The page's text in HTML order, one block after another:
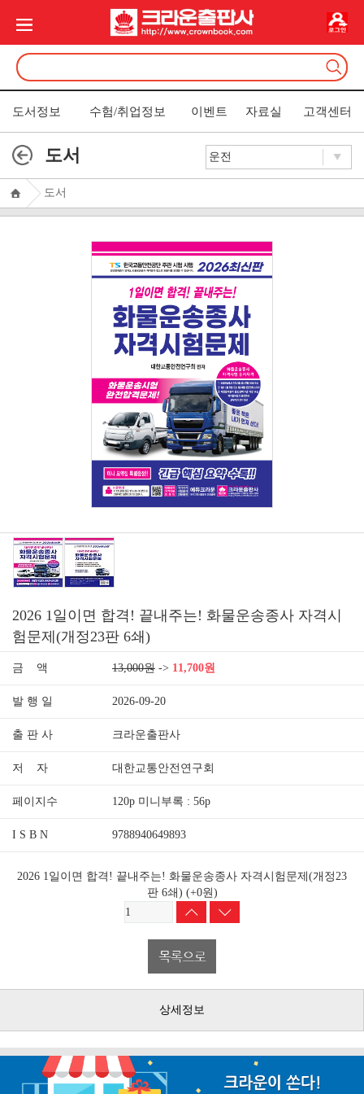
도서정보 수험/취업정보 이벤트 자료실 고객센터
도서
도서
2026 1일이면 합격! 끝내주는! 화물운송종사 자격시
험문제(개정23판 6쇄)
금 액 13,000원 -> 11,700원
발 행 일 2026-09-20
출 판 사 크라운출판사
저 자 대한교통안전연구회
페이지수 120p 미니부록 : 56p
I S B N 9788940649893
2026 1일이면 합격! 끝내주는! 화물운송종사 자격시험문제(개정23
판 6쇄) (+0원)
상세정보